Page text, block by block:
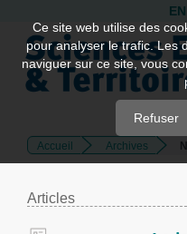
Quick
jump
page
Main
Main
Content
Sidebar
EN
Accueil Archives
Articles
Ce site web utilise des
pour analyser le trafic. Les
naviguer sur ce site, vous
Refuser